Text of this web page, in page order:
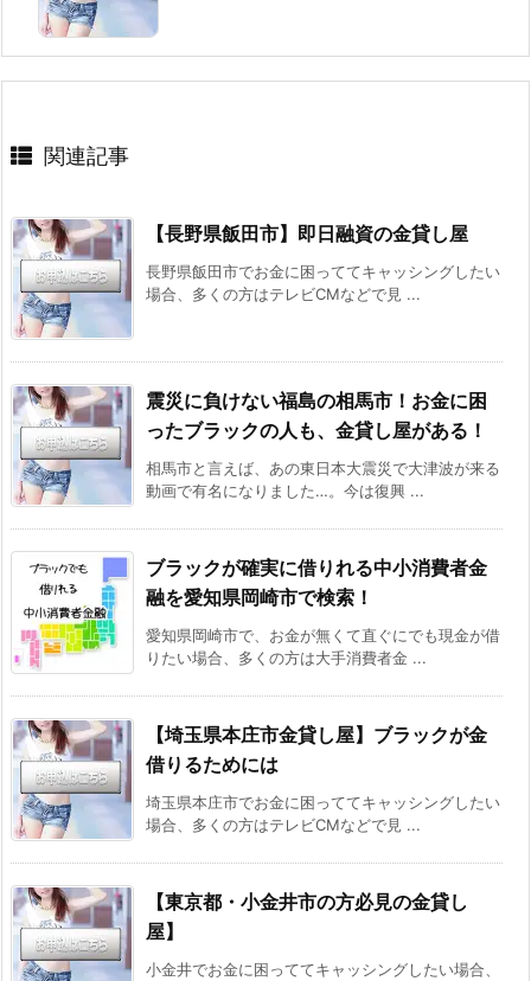
関連記事
【長野県飯田市】即日融資の金貸し屋
長野県飯田市でお金に困っててキャッシングしたい
場合、多くの方はテレビCMなどで見 ...
震災に負けない福島の相馬市！お金に困
ったブラックの人も、金貸し屋がある！
相馬市と言えば、あの東日本大震災で大津波が来る
動画で有名になりました…。今は復興 ...
ブラックが確実に借りれる中小消費者金
融を愛知県岡崎市で検索！
愛知県岡崎市で、お金が無くて直ぐにでも現金が借
りたい場合、多くの方は大手消費者金 ...
【埼玉県本庄市金貸し屋】ブラックが金
借りるためには
埼玉県本庄市でお金に困っててキャッシングしたい
場合、多くの方はテレビCMなどで見 ...
【東京都・小金井市の方必見の金貸し
屋】
小金井でお金に困っててキャッシングしたい場合、